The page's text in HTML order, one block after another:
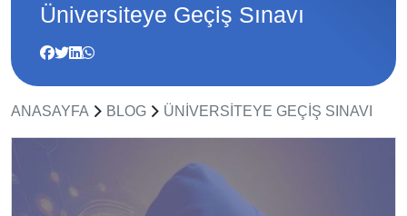
Üniversiteye Geçiş Sınavı
ANASAYFA BLOG ÜNIVERSITEYE GEÇIŞ SINAVI